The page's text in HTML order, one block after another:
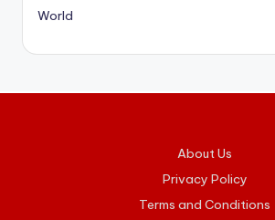
World
About Us
Privacy Policy
Terms and Conditions